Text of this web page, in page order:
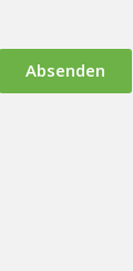
Absenden